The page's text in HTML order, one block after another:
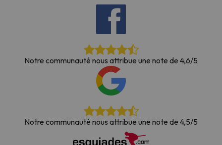
Notre communauté nous attribue une note de 4,6/5
Notre communauté nous attribue une note de 4,5/5